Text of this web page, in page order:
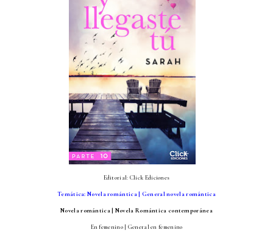
Editorial: Click Ediciones
Temática:Novela romántica | General novela romántica
Novela romántica | Novela Romántica contemporánea
En femenino| General en femenino